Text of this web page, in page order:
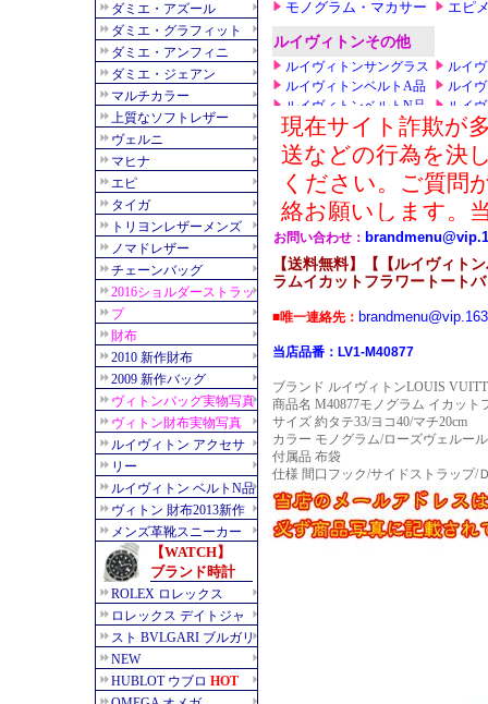
【送料無料】【【ルイヴィト
ラムイカットフラワートート
■唯一連絡先：
当店品番：LV1-M40877
ブランド ルイヴィトンLOUIS
商品名 M40877モノグラム イカット
サイズ 約タテ33/ヨコ40/マチ20cm
カラー モノグラム/ローズヴェルール
付属品 布袋
仕様 間口フック/サイドストラップ/